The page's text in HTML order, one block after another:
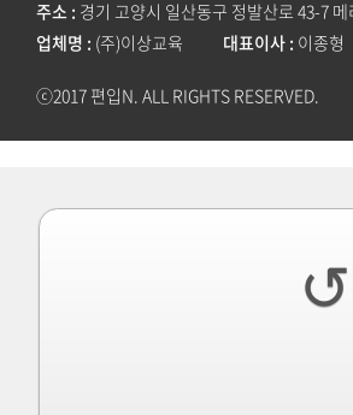
주소 경기 고양시 일산동구 정발산로 43-7
업체명 (주)이상교육 대표이사 이종형
ⓒ2017 편입N. ALL RIGHTS RESERVED.